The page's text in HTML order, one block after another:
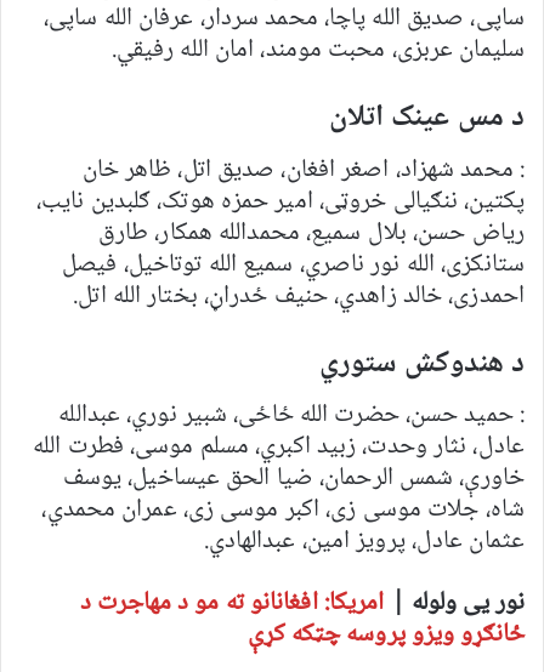
ساپی، صدیق الله پاچا، محمد سردار، عرفان الله ساپی،
سلیمان عربزی، محبت مومند، امان الله رفیقي.
د مس عینک اتلان
: محمد شهزاد، اصغر افغان، صدیق اتل، ظاهر خان
پکتین، ننګیالی خروټی، امیر حمزه هوتک، ګلبدین نایب،
ریاض حسن، بلال سمیع، محمدالله همکار، طارق
ستانکزی، الله نور ناصري، سمیع الله توتاخیل، فیصل
احمدزی، خالد زاهدي، حنیف ځدراڼ، بختار الله اتل.
د هندوکش ستوري
: حمید حسن، حضرت الله ځاځی، شبیر نوري، عبدالله
عادل، نثار وحدت، زبید اکبري، مسلم موسی، فطرت الله
خاورې، شمس الرحمان، ضیا الحق عیساخیل، یوسف
شاه، جلات موسی زی، اکبر موسی زی، عمران محمدي،
عثمان عادل، پرویز امین، عبدالهادي.
نور یی ولوله | امریکا: افغانانو ته مو د مهاجرت د
ځانګړو ویزو پروسه چټکه کړې